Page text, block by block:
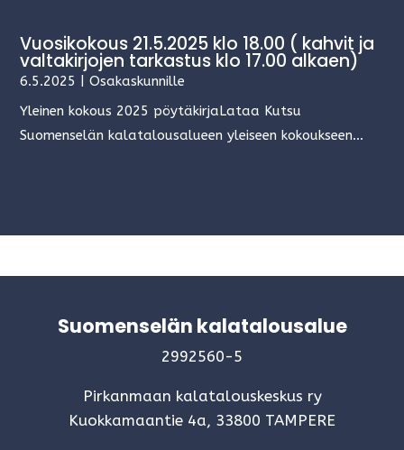
Vuosikokous 21.5.2025 klo 18.00 ( kahvit ja
valtakirjojen tarkastus klo 17.00 alkaen)
6.5.2025 |Osakaskunnille
Yleinen kokous 2025 pöytäkirjaLataa Kutsu
Suomenselän kalatalousalueen yleiseen kokoukseen...
Suomenselän kalatalousalue
2992560-5
Pirkanmaan kalatalouskeskus ry
Kuokkamaantie 4a, 33800 TAMPERE